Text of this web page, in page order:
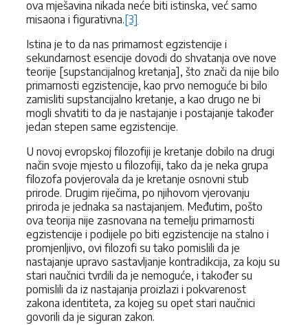
ova mješavina nikada neće biti istinska, već samo
misaona i figurativna. [3]
Istina je to da nas primarnost egzistencije i
sekundarnost esencije dovodi do shvatanja ove nove
teorije [supstancijalnog kretanja], što znači da nije bilo
primarnosti egzistencije, kao prvo nemoguće bi bilo
zamisliti supstancijalno kretanje, a kao drugo ne bi
mogli shvatiti to da je nastajanje i postajanje također
jedan stepen same egzistencije.
U novoj evropskoj filozofiji je kretanje dobilo na drugi
način svoje mjesto u filozofiji, tako da je neka grupa
filozofa povjerovala da je kretanje osnovni stub
prirode. Drugim riječima, po njihovom vjerovanju
priroda je jednaka sa nastajanjem. Međutim, pošto
ova teorija nije zasnovana na temelju primarnosti
egzistencije i podijele po biti egzistencije na stalno i
promjenljivo, ovi filozofi su tako pomislili da je
nastajanje upravo sastavljanje kontradikcija, za koju su
stari naučnici tvrdili da je nemoguće, i također su
pomislili da iz nastajanja proizlazi i pokvarenost
zakona identiteta, za kojeg su opet stari naučnici
govorili da je siguran zakon.